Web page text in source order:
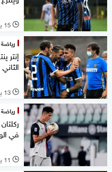
l 15 يوليو 2020
رياضة
إنتر
الثاني
l 13 يوليو 2020
رياضة
في
l 11 يوليو 2020